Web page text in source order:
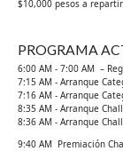
$10,000 pesos a
PROGRAMA
6:00 AM - 7:00 AM –
7:15 AM - Arranque
7:16 AM - Arranque
8:35 AM - Arranque
8:36 AM - Arranque
9:40 AM Premiación